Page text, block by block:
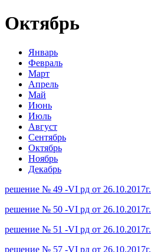
Октябрь
Январь
Февраль
Март
Апрель
Май
Июнь
Июль
Август
Сентябрь
Октябрь
Ноябрь
Декабрь
решение № 49 -VI рд от 26.10.2017г.
решение № 50 -VI рд от 26.10.2017г.
решение № 51 -VI рд от 26.10.2017г.
решение № 57 -VI рд от 26.10.2017г.